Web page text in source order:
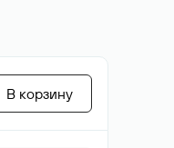
В корзину